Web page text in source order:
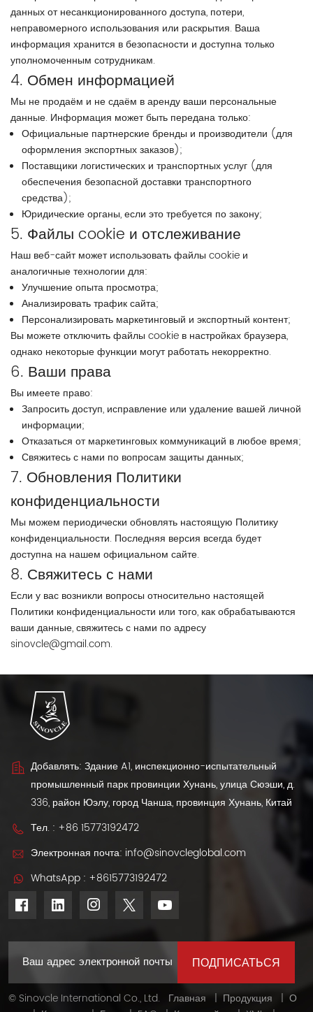
данных от несанкционированного доступа, потери,
неправомерного использования или раскрытия. Ваша
информация хранится в безопасности и доступна только
уполномоченным сотрудникам.
4. Обмен информацией
Мы не продаём и не сдаём в аренду ваши персональные
данные. Информация может быть передана только:
Официальные партнерские бренды и производители (для
оформления экспортных заказов);
Поставщики логистических и транспортных услуг (для
обеспечения безопасной доставки транспортного
средства);
Юридические органы, если это требуется по закону;
5. Файлы cookie и отслеживание
Наш веб-сайт может использовать файлы cookie и
аналогичные технологии для:
Улучшение опыта просмотра;
Анализировать трафик сайта;
Персонализировать маркетинговый и экспортный контент;
Вы можете отключить файлы cookie в настройках браузера,
однако некоторые функции могут работать некорректно.
6. Ваши права
Вы имеете право:
Запросить доступ, исправление или удаление вашей личной
информации;
Отказаться от маркетинговых коммуникаций в любое время;
Свяжитесь с нами по вопросам защиты данных;
7. Обновления Политики
конфиденциальности
Мы можем периодически обновлять настоящую Политику
конфиденциальности. Последняя версия всегда будет
доступна на нашем официальном сайте.
8. Свяжитесь с нами
Если у вас возникли вопросы относительно настоящей
Политики конфиденциальности или того, как обрабатываются
ваши данные, свяжитесь с нами по адресу
sinovcle@gmail.com.
Добавлять: Здание A1, инспекционно-испытательный
промышленный парк провинции Хунань, улица Сюэши, д.
336, район Юэлу, город Чанша, провинция Хунань, Китай
Тел. : +86 15773192472
Электронная почта: info@sinovcleglobal.com
WhatsApp : +8615773192472
© Sinovcle International Co., Ltd. Главная | Продукция | О